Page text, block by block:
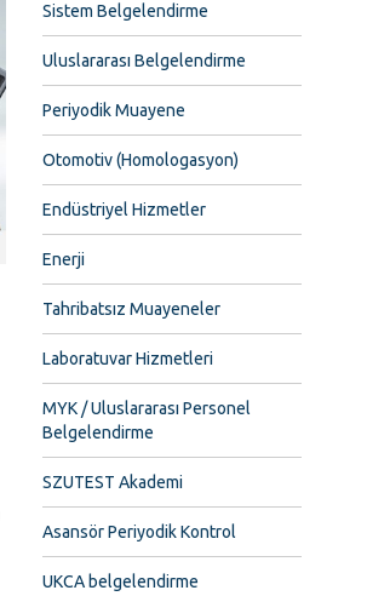
Sistem Belgelendirme
Uluslararası Belgelendirme
Periyodik Muayene
Otomotiv (Homologasyon)
Endüstriyel Hizmetler
Enerji
Tahribatsız Muayeneler
Laboratuvar Hizmetleri
MYK / Uluslararası Personel
Belgelendirme
SZUTEST Akademi
Asansör Periyodik Kontrol
UKCA belgelendirme